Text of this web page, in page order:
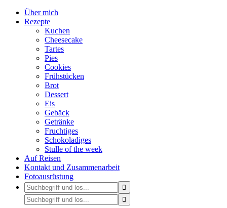
Über mich
Rezepte
Kuchen
Cheesecake
Tartes
Pies
Cookies
Frühstücken
Brot
Dessert
Eis
Gebäck
Getränke
Fruchtiges
Schokoladiges
Stulle of the week
Auf Reisen
Kontakt und Zusammenarbeit
Fotoausrüstung